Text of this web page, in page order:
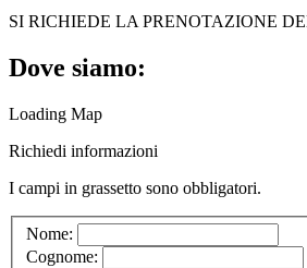
SI RICHIEDE LA PRENOTAZIONE
Dove siamo:
Loading Map
Richiedi informazioni
I campi in grassetto sono obbligatori.
Nome:
Cognome: